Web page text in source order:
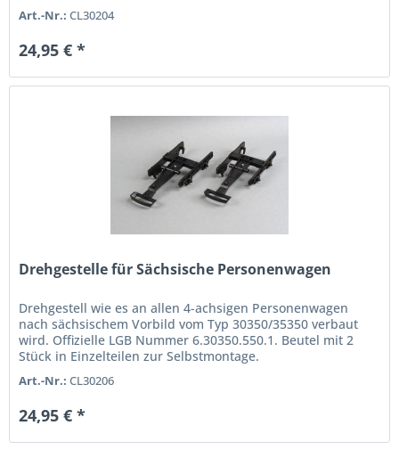
Art.-Nr.: CL30204
24,95 € *
Drehgestelle für Sächsische Personenwagen
Drehgestell wie es an allen 4-achsigen Personenwagen
nach sächsischem Vorbild vom Typ 30350/35350 verbaut
wird. Offizielle LGB Nummer 6.30350.550.1. Beutel mit 2
Stück in Einzelteilen zur Selbstmontage.
Art.-Nr.: CL30206
24,95 € *